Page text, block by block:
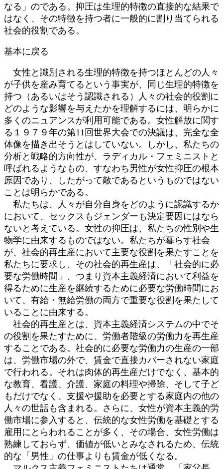
なる」のである。抑圧は生理的特徴の直接的な結果で
はなく、その特徴を持つ者に一般的に割り当てられる
社会的役割である。
基本に戻る
女性と識別される生理的特徴を持つほとんどの人々
が子供を産み育てるという事実が、同じ生理的特徴を
持つ（あるいはそう認識される）人々の社会的役割に
どのような影響を与えたかを理解するには、明らかに
多くのニュアンスが利用可能である。女性解放に関す
る１９７９年の第11回世界大会での決議は、完全な全
体像を描き出そうとはしていない。しかし、私たちの
分析と戦略的方向性が、ラディカル・フェミニストと
呼ばれるようなもの、すなわち男性が女性抑圧の根本
原因であり、したがって敵であるというものではない
ことは明らかである。
私たちは、人々が自分自身をどのように認識するか
において、セックスもジェンダーも決定要因にはなら
ないと考えている。女性の抑圧は、私たちの性別や生
物学に由来するものではない。私たちが暮らす社会
が、社会的再生産において主要な役割を果たすことを
私たちに要求し、その社会的再生産は、「社会的に必
要な労働時間」、つまり資本主義経済において利益を
得るために生産を継続するために必要な労働時間にお
いて、有給・無給労働の両方で重要な役割を果たして
いることに由来する。
社会的再生産とは、資本主義経済システムの中でそ
の役割を果たすために、労働者階級の労働力を再生産
することである。社会的に必要な労働力の生産の一部
は、労働市場の外で、賃金で直接カバーされない家庭
で行われる。それは肉体的再生産だけでなく、基本的
な教育、看護、介護、家庭の料理や掃除、そして子ど
もだけでなく、支援や援助を必要とする家庭内の他の
人々の世話も含まれる。さらに、女性が資本主義的労
働市場に参入すると、伝統的な女性労働を基礎とする
雇用にとらわれることが多く、その場合、女性労働は
熟練しておらず、価値が低いとみなされるため、伝統
的な「男性」の仕事よりも賃金が低くなる。